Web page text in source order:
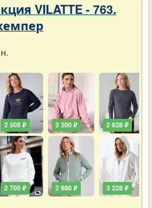
VILATTE - 763.
2 508 ₽
2 700 ₽
3 300 ₽
2 988 ₽
2 628 ₽
3 228 ₽